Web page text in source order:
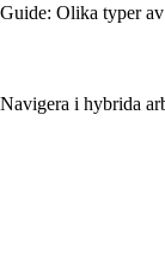
Guide: Olika typer
Navigera i hybrida